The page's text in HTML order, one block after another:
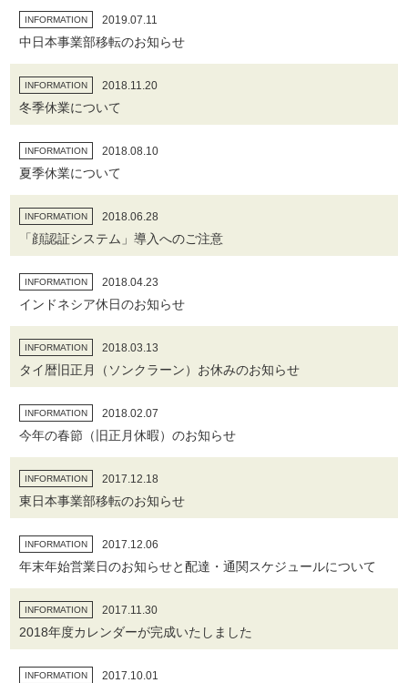
INFORMATION 2019.07.11
中日本事業部移転のお知らせ
INFORMATION 2018.11.20
冬季休業について
INFORMATION 2018.08.10
夏季休業について
INFORMATION 2018.06.28
「顔認証システム」導入へのご注意
INFORMATION 2018.04.23
インドネシア休日のお知らせ
INFORMATION 2018.03.13
タイ暦旧正月（ソンクラーン）お休みのお知らせ
INFORMATION 2018.02.07
今年の春節（旧正月休暇）のお知らせ
INFORMATION 2017.12.18
東日本事業部移転のお知らせ
INFORMATION 2017.12.06
年末年始営業日のお知らせと配達・通関スケジュールについて
INFORMATION 2017.11.30
2018年度カレンダーが完成いたしました
INFORMATION 2017.10.01